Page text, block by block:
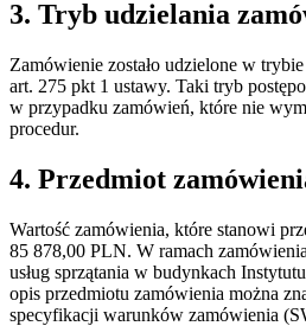
3. Tryb udzielania
Zamówienie zostało udzielone w
art. 275 pkt 1 ustawy. Taki tryb
w przypadku zamówień, które nie
procedur.
4. Przedmiot
Wartość zamówienia, które stanowi
85 878,00 PLN. W ramach
usług sprzątania w budynkach
opis przedmiotu zamówienia można
specyfikacji warunków zamówienia